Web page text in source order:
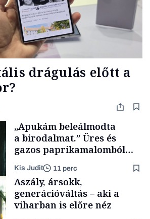
drágulás előtt a
„Apukám beleálmodta
a birodalmat.” Üres és
gazos paprikamalomból
lett az igazi családi
fűszersztori
Kis Judit 11 perc
Aszály, ársokk,
generációváltás – aki a
viharban is előre néz